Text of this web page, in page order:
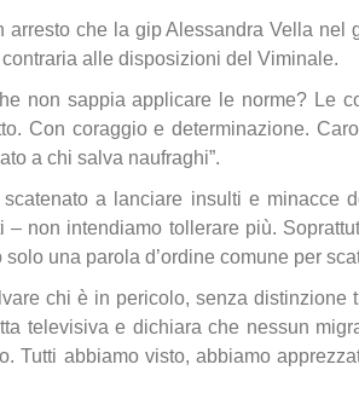
arresto che la gip Alessandra Vella
alle disposizioni del Viminale.
non sappia applicare le norme? Le
Con coraggio e determinazione.
a chi salva naufraghi”.
a lanciare insulti e minacce
non intendiamo tollerare più.
una parola d’ordine comune per
chi è in pericolo, senza distinzione
televisiva e dichiara che nessun
Tutti abbiamo visto, abbiamo